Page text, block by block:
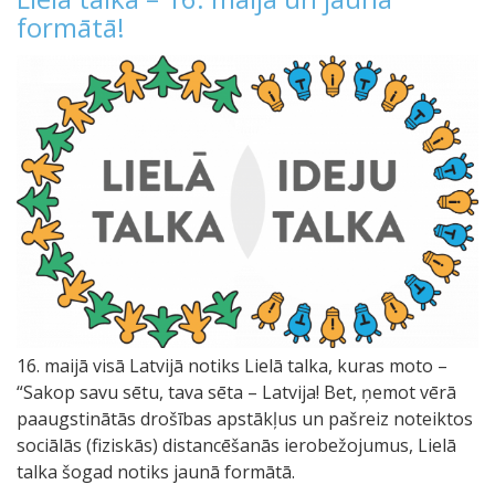
formātā!
16. maijā visā Latvijā notiks Lielā talka, kuras moto –
“Sakop savu sētu, tava sēta – Latvija! Bet, ņemot vērā
paaugstinātās drošības apstākļus un pašreiz noteiktos
sociālās (fiziskās) distancēšanās ierobežojumus, Lielā
talka šogad notiks jaunā formātā.